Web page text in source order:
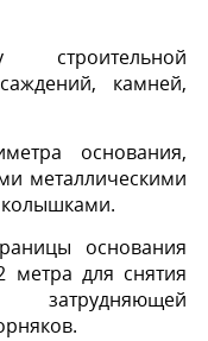
строительной
камней,
основания,
металлическими
основания
метра для снятия